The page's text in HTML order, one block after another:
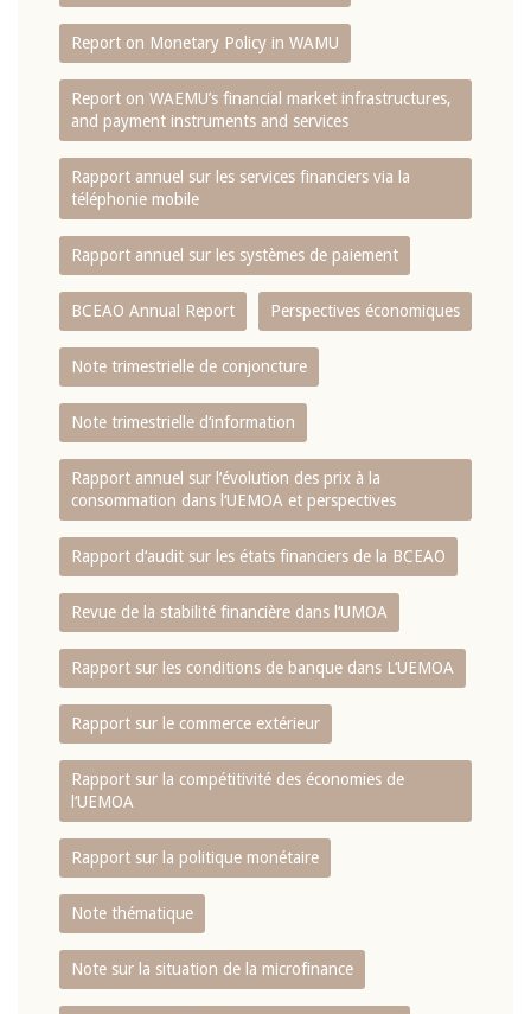
Report on Monetary Policy in WAMU
Report on WAEMU’s financial market infrastructures,
and payment instruments and services
Rapport annuel sur les services financiers via la
téléphonie mobile
Rapport annuel sur les systèmes de paiement
BCEAO Annual Report Perspectives économiques
Note trimestrielle de conjoncture
Note trimestrielle d‘information
Rapport annuel sur l‘évolution des prix à la
consommation dans l‘UEMOA et perspectives
Rapport d‘audit sur les états financiers de la BCEAO
Revue de la stabilité financière dans l‘UMOA
Rapport sur les conditions de banque dans L‘UEMOA
Rapport sur le commerce extérieur
Rapport sur la compétitivité des économies de
l‘UEMOA
Rapport sur la politique monétaire
Note thématique
Note sur la situation de la microfinance